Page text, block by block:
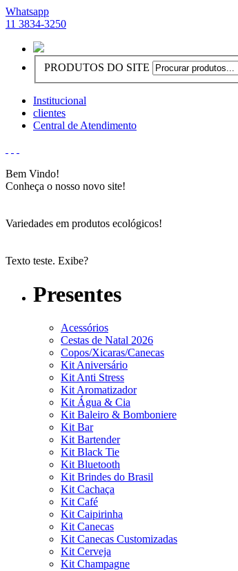
Whatsapp
11 3834-3250
PRODUTOS DO SITE
Institucional
clientes
Central de Atendimento
Bem Vindo!
Conheça o nosso novo site!
Variedades em produtos ecológicos!
Texto teste. Exibe?
Presentes
Acessórios
Cestas de Natal 2026
Copos/Xicaras/Canecas
Kit Aniversário
Kit Anti Stress
Kit Aromatizador
Kit Água & Cia
Kit Baleiro & Bomboniere
Kit Bar
Kit Bartender
Kit Black Tie
Kit Bluetooth
Kit Brindes do Brasil
Kit Cachaça
Kit Café
Kit Caipirinha
Kit Canecas
Kit Canecas Customizadas
Kit Cerveja
Kit Champagne